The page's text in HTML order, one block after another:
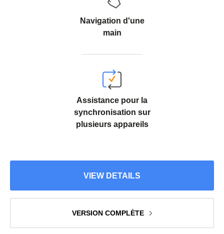
Navigation d'une
main
Assistance pour la
synchronisation sur
plusieurs appareils
VIEW DETAILS
VERSION COMPLÈTE